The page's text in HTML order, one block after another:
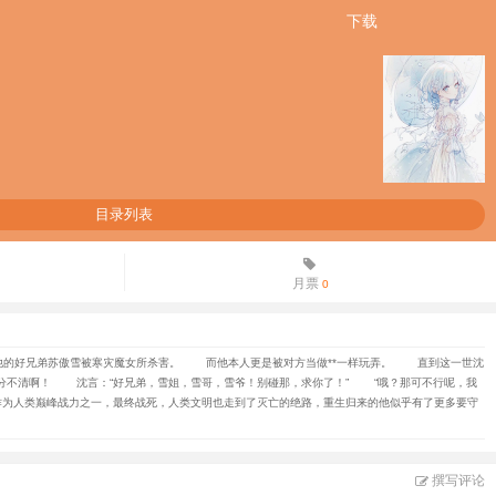
下载
目录列表
月票0
好兄弟苏傲雪被寒灾魔女所杀害。 而他本人更是被对方当做**一样玩弄。 直到这一世沈
清啊！ 沈言：“好兄弟，雪姐，雪哥，雪爷！别碰那，求你了！” “哦？那可不行呢，我
战力之一，最终战死，人类文明也走到了灭亡的绝路，重生归来的他似乎有了更多要守
撰写评论